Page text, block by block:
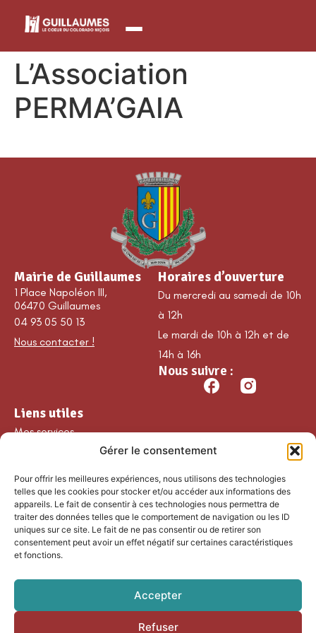
Gérer le consentement
Pour offrir les meilleures expériences, nous utilisons des technologies
telles que les cookies pour stocker et/ou accéder aux informations des
appareils. Le fait de consentir à ces technologies nous permettra de
traiter des données telles que le comportement de navigation ou les ID
uniques sur ce site. Le fait de ne pas consentir ou de retirer son
consentement peut avoir un effet négatif sur certaines caractéristiques
et fonctions.
Accepter
Refuser
principal
L’Association
PERMA’GAIA
Mairie de Guillaumes
1 Place Napoléon III,
06470 Guillaumes
04 93 05 50 13
Nous contacter !
Horaires d’ouverture
Du mercredi au samedi de 10h
à 12h
Le mardi de 10h à 12h et de
14h à 16h
Nous suivre :
Liens utiles
Mes services
Nos loisirs
Agenda
Les temps forts
Partenaires et